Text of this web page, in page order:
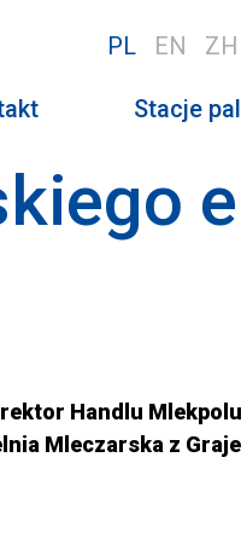
PL EN ZH
Stacje
Handlu
Mleczarska z